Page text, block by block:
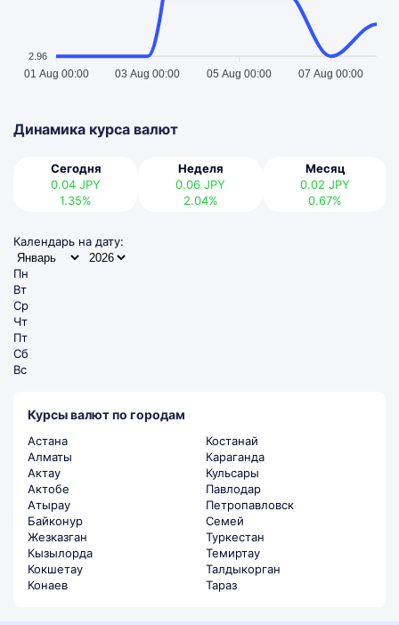
2.96
01 Aug 00:00 03 Aug 00:00 05 Aug 00:00 07 Aug 00:00
Динамика курса валют
Сегодня
0.04 JPY
1.35%
Неделя
0.06 JPY
2.04%
Месяц
0.02 JPY
0.67%
Календарь на дату:
Пн
Вт
Ср
Чт
Пт
Сб
Вс
Курсы валют по городам
Астана
Алматы
Актау
Актобе
Атырау
Байконур
Жезказган
Кызылорда
Кокшетау
Конаев
Костанай
Караганда
Кульсары
Павлодар
Петропавловск
Семей
Туркестан
Темиртау
Талдыкорган
Тараз